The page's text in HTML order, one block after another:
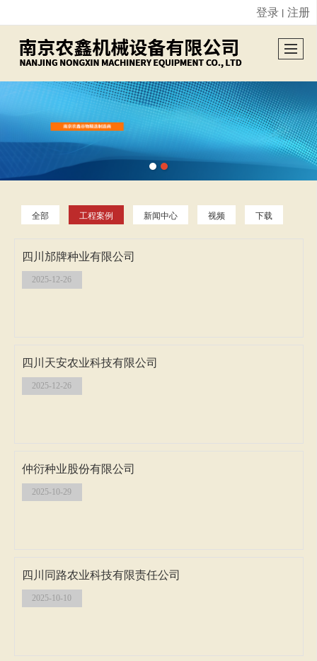
很遗憾，因您的浏览器版本过低导致无法获得最佳浏览体验，推荐下载安装谷歌浏览器！
登录 丨 注册
全部 工程案例 新闻中心 视频 下载
四川邡牌种业有限公司
2025-12-26
四川天安农业科技有限公司
2025-12-26
仲衍种业股份有限公司
2025-10-29
四川同路农业科技有限责任公司
2025-10-10